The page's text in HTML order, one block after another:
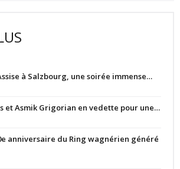
à Salzbourg, une soirée immense…
et Asmik Grigorian en vedette pour une…
anniversaire du Ring wagnérien généré